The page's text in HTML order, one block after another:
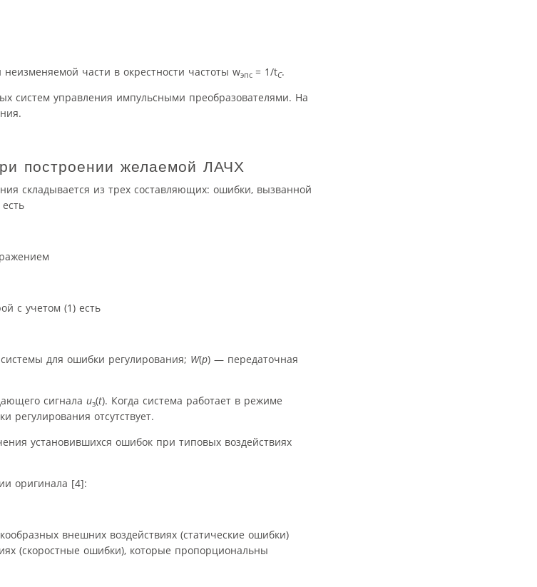
части в окрестности частоты wэпс = 1/tС.
систем управления импульсными преобразователями. На
построении желаемой ЛАЧХ
складывается из трех составляющих: ошибки, вызванной
с учетом (1) есть
для ошибки регулирования; W(p) — передаточная
сигнала uз(t). Когда система работает в режиме
регулирования отсутствует.
установившихся ошибок при типовых воздействиях
оригинала [4]:
внешних воздействиях (статические ошибки)
(скоростные ошибки), которые пропорциональны